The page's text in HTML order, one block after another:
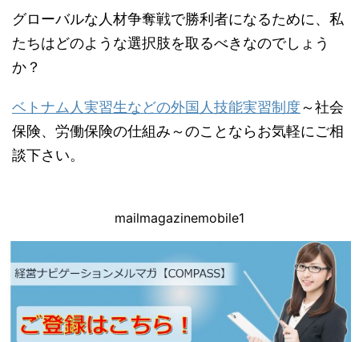
グローバルな人材争奪戦で勝利者になるために、私
たちはどのような選択肢を取るべきなのでしょう
か？
ベトナム人実習生などの外国人技能実習制度～社会
保険、労働保険の仕組み～のことならお気軽にご相
談下さい。
mailmagazinemobile1